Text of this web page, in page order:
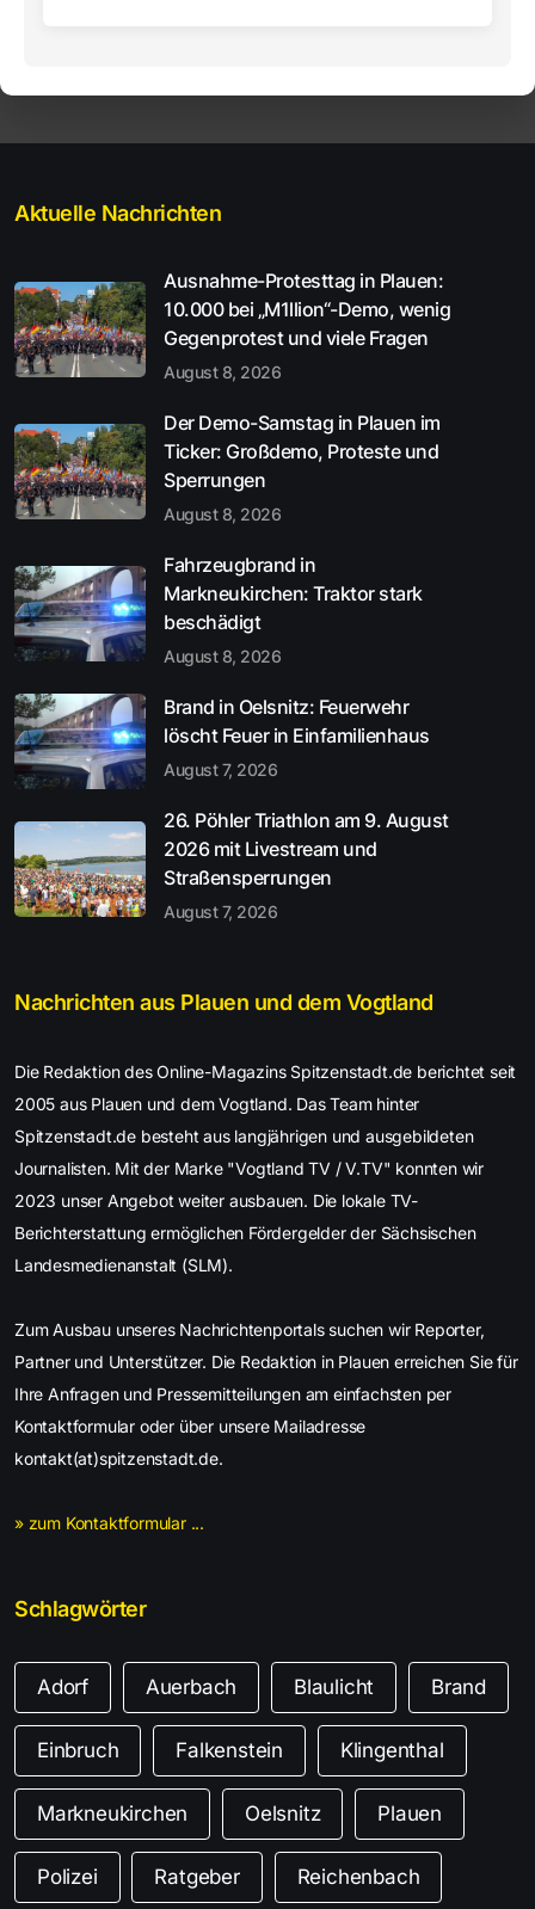
Aktuelle Nachrichten
Ausnahme-Protesttag in Plauen:
10.000 bei „M1llion“-Demo, wenig
Gegenprotest und viele Fragen
August 8, 2026
Der Demo-Samstag in Plauen im
Ticker: Großdemo, Proteste und
Sperrungen
August 8, 2026
Fahrzeugbrand in
Markneukirchen: Traktor stark
beschädigt
August 8, 2026
Brand in Oelsnitz: Feuerwehr
löscht Feuer in Einfamilienhaus
August 7, 2026
26. Pöhler Triathlon am 9. August
2026 mit Livestream und
Straßensperrungen
August 7, 2026
Nachrichten aus Plauen und dem Vogtland
Die Redaktion des Online-Magazins Spitzenstadt.de berichtet seit
2005 aus Plauen und dem Vogtland. Das Team hinter
Spitzenstadt.de besteht aus langjährigen und ausgebildeten
Journalisten. Mit der Marke "Vogtland TV / V.TV" konnten wir
2023 unser Angebot weiter ausbauen. Die lokale TV-
Berichterstattung ermöglichen Fördergelder der Sächsischen
Landesmedienanstalt (SLM).
Zum Ausbau unseres Nachrichtenportals suchen wir Reporter,
Partner und Unterstützer. Die Redaktion in Plauen erreichen Sie für
Ihre Anfragen und Pressemitteilungen am einfachsten per
Kontaktformular oder über unsere Mailadresse
kontakt(at)spitzenstadt.de.
» zum Kontaktformular ...
Schlagwörter
Adorf Auerbach Blaulicht Brand
Einbruch Falkenstein Klingenthal
Markneukirchen Oelsnitz Plauen
Polizei Ratgeber Reichenbach